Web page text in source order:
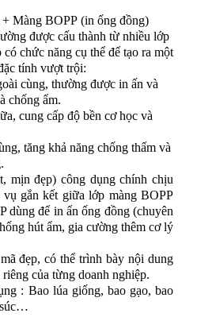
+ Màng BOPP (in ống đồng)
được cấu thành từ nhiều lớp
chức năng cụ thể để tạo ra một
tính vượt trội:
cùng, thường được in ấn và
chống ẩm.
cung cấp độ bền cơ học và
tăng khả năng chống thấm và
mịn đẹp) công dụng chính chịu
gắn kết giữa lớp màng BOPP
dùng để in ấn ống đồng (chuyên
hút ẩm, gia cường thêm cơ lý
đẹp, có thể trình bày nội dung
của từng doanh nghiệp.
: Bao lúa giống, bao gạo, bao
súc…